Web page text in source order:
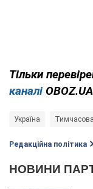
Тільки
каналі
Україна Тимчасова
Редакційна політика